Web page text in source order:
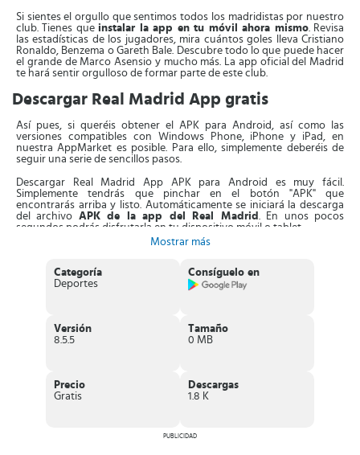
Si sientes el orgullo que sentimos todos los madridistas por nuestro
club. Tienes que instalar la app en tu móvil ahora mismo. Revisa
las estadísticas de los jugadores, mira cuántos goles lleva Cristiano
Ronaldo, Benzema o Gareth Bale. Descubre todo lo que puede hacer
el grande de Marco Asensio y mucho más. La app oficial del Madrid
te hará sentir orgulloso de formar parte de este club.
Descargar Real Madrid App gratis
Así pues, si queréis obtener el APK para Android, así como las
versiones compatibles con Windows Phone, iPhone y iPad, en
nuestra AppMarket es posible. Para ello, simplemente deberéis de
seguir una serie de sencillos pasos.
Descargar Real Madrid App APK para Android es muy fácil.
Simplemente tendrás que pinchar en el botón "APK" que
encontrarás arriba y listo. Automáticamente se iniciará la descarga
del archivo APK de la app del Real Madrid . En unos pocos
segundos podrás disfrutarla en tu dispositivo móvil o tablet.
pinches en el botón "IOS" serás dirigido automáticamente a la App
Store para que finalices el proceso. Una vez descargado, se iniciará
tendrás que pinchar el botón "WIN" de arriba. Serás dirigido a la
Windows Phone Store para finalizar la instalación de la app oficial
Características principales de la Real
Madrid App
número de ventajas. Además,las características de la aplicación
Mostrar más
Categoría
Deportes
Consíguelo en
Versión
8.5.5
Tamaño
0 MB
Precio
Gratis
Descargas
1.8 K
PUBLICIDAD